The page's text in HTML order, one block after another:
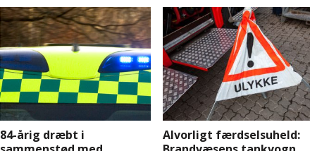
84-årig dræbt i
Alvorligt færdselsuheld: